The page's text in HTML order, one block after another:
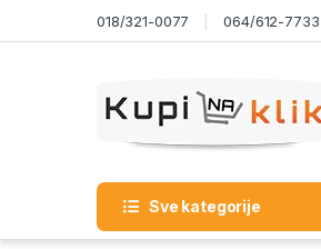
Skip to navigation018/321-0077 064/612-7733
Sve kategorije